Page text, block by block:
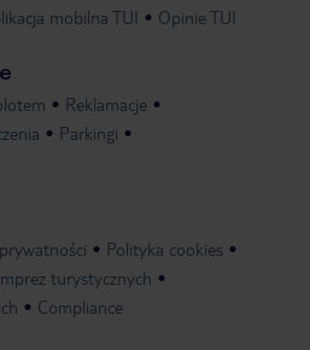
mobilna TUI Opinie TUI
Reklamacje
Parkingi
Polityka cookies
turystycznych
Compliance